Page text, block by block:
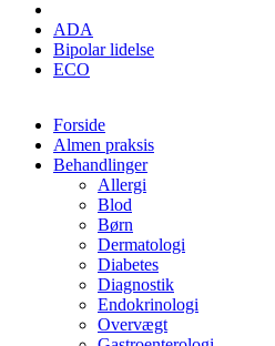
ADA
Bipolar lidelse
ECO
Forside
Almen praksis
Behandlinger
Allergi
Blod
Børn
Dermatologi
Diabetes
Diagnostik
Endokrinologi
Overvægt